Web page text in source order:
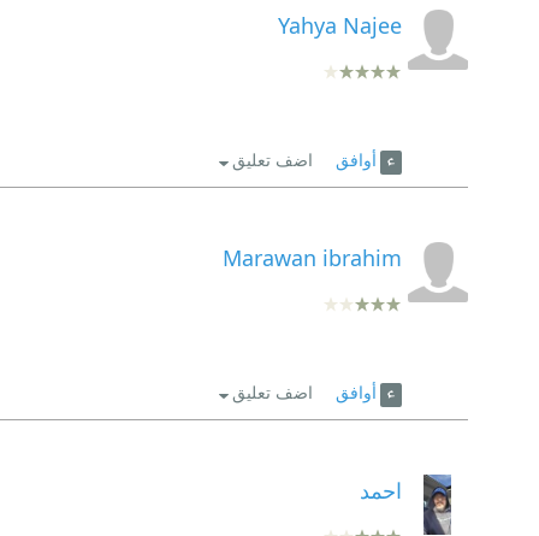
Yahya Najee
أوافق اضف تعليق
Marawan ibrahim
أوافق اضف تعليق
احمد